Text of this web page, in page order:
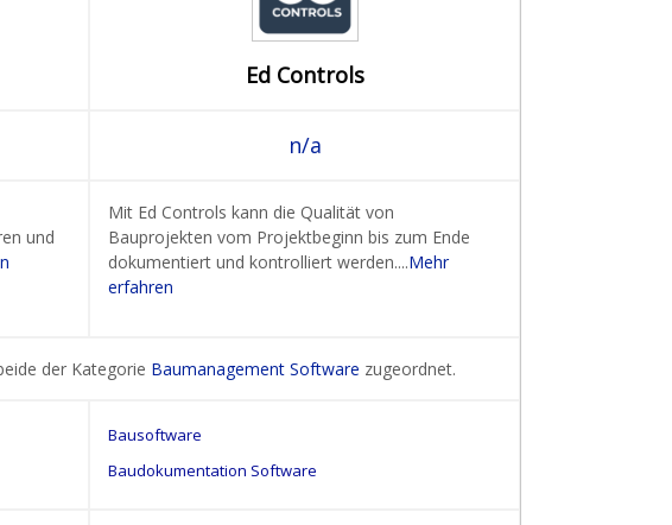
Ed Controls
n/a
und
Mit Ed Controls kann die Qualität von
Bauprojekten vom Projektbeginn bis zum Ende
dokumentiert und kontrolliert werden....Mehr
erfahren
der Kategorie Baumanagement Software zugeordnet.
Bausoftware
Baudokumentation Software